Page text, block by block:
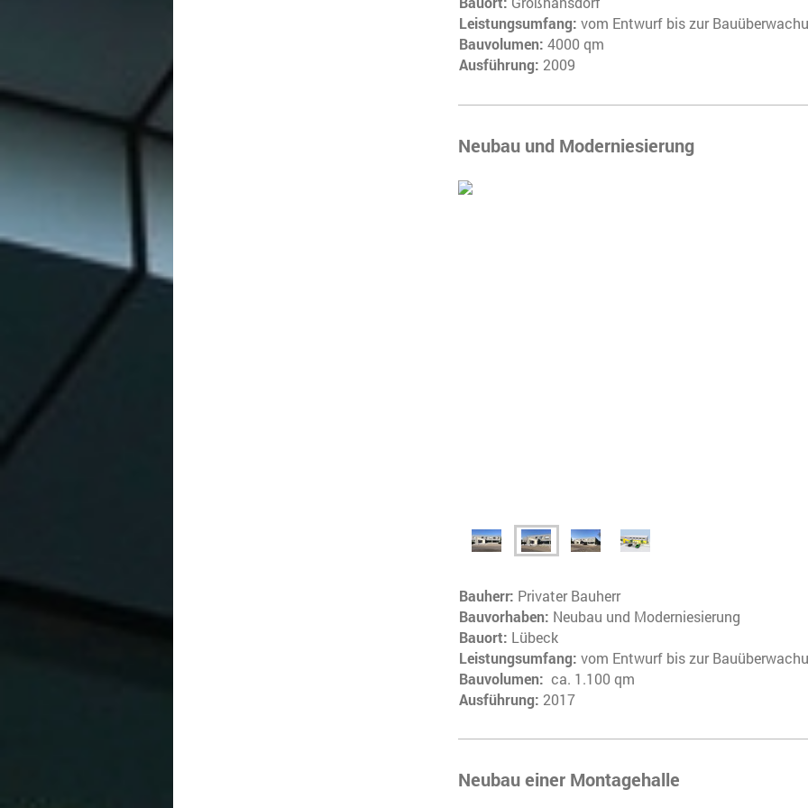
Leistungsumfang: vom Entwurf bis zur
Bauvolumen: 4000 qm
Ausführung: 2009
Neubau und Moderniesierung
Bauherr : Privater Bauherr
Bauvorhaben : Neubau und Moderniesierung
Bauort : Lübeck
Leistungsumfang: vom Entwurf bis zur
Bauvolumen: ca. 1.100 qm
Ausführung: 2017
Neubau einer Montagehalle